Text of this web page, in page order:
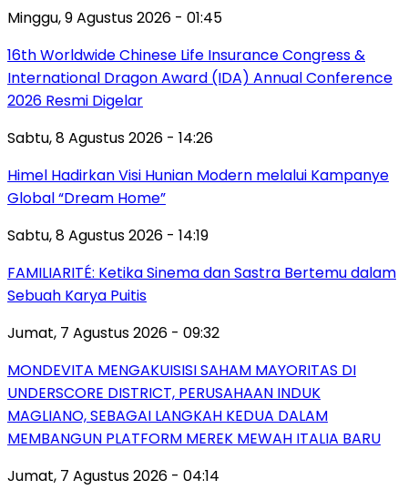
Minggu, 9 Agustus 2026 - 01:45
16th Worldwide Chinese Life Insurance Congress &
International Dragon Award (IDA) Annual Conference
2026 Resmi Digelar
Sabtu, 8 Agustus 2026 - 14:26
Himel Hadirkan Visi Hunian Modern melalui Kampanye
Global “Dream Home”
Sabtu, 8 Agustus 2026 - 14:19
FAMILIARITÉ: Ketika Sinema dan Sastra Bertemu dalam
Sebuah Karya Puitis
Jumat, 7 Agustus 2026 - 09:32
MONDEVITA MENGAKUISISI SAHAM MAYORITAS DI
UNDERSCORE DISTRICT, PERUSAHAAN INDUK
MAGLIANO, SEBAGAI LANGKAH KEDUA DALAM
MEMBANGUN PLATFORM MEREK MEWAH ITALIA BARU
Jumat, 7 Agustus 2026 - 04:14